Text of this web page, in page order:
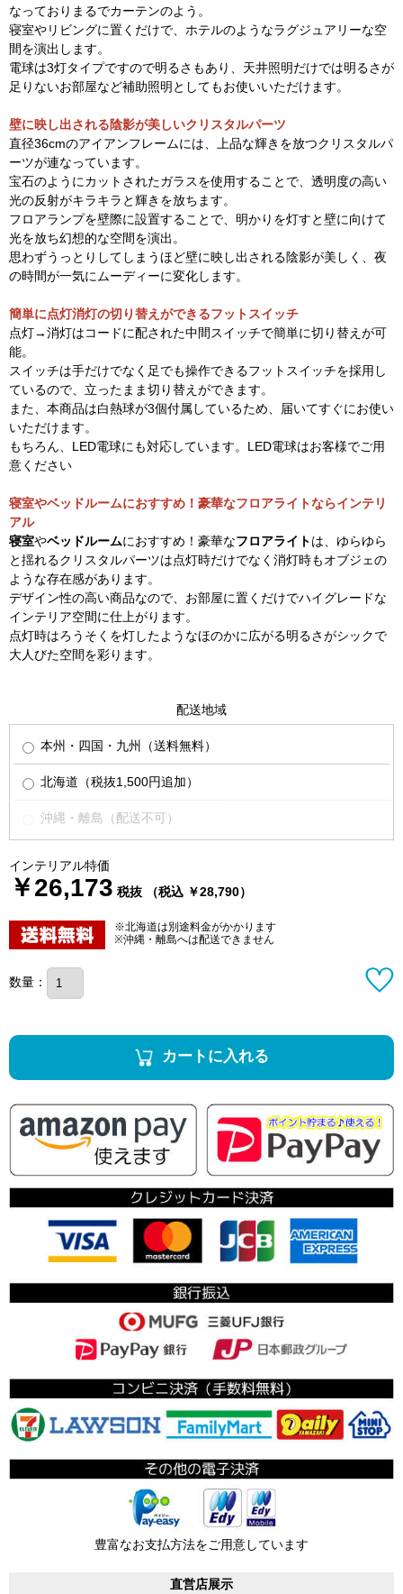
なっておりまるでカーテンのよう。
寝室やリビングに置くだけで、ホテルのようなラグジュアリーな空
間を演出します。
電球は3灯タイプですので明るさもあり、天井照明だけでは明るさが
足りないお部屋など補助照明としてもお使いいただけます。
壁に映し出される陰影が美しいクリスタルパーツ
直径36cmのアイアンフレームには、上品な輝きを放つクリスタルパ
ーツが連なっています。
宝石のようにカットされたガラスを使用することで、透明度の高い
光の反射がキラキラと輝きを放ちます。
フロアランプを壁際に設置することで、明かりを灯すと壁に向けて
光を放ち幻想的な空間を演出。
思わずうっとりしてしまうほど壁に映し出される陰影が美しく、夜
の時間が一気にムーディーに変化します。
簡単に点灯消灯の切り替えができるフットスイッチ
点灯→消灯はコードに配された中間スイッチで簡単に切り替えが可
能。
スイッチは手だけでなく足でも操作できるフットスイッチを採用し
ているので、立ったまま切り替えができます。
また、本商品は白熱球が3個付属しているため、届いてすぐにお使い
いただけます。
もちろん、LED電球にも対応しています。LED電球はお客様でご用
意ください
寝室やベッドルームにおすすめ！豪華なフロアライトならインテリ
アル
寝室やベッドルームにおすすめ！豪華なフロアライトは、ゆらゆら
と揺れるクリスタルパーツは点灯時だけでなく消灯時もオブジェの
ような存在感があります。
デザイン性の高い商品なので、お部屋に置くだけでハイグレードな
インテリア空間に仕上がります。
点灯時はろうそくを灯したようなほのかに広がる明るさがシックで
大人びた空間を彩ります。
配送地域
本州・四国・九州（送料無料）
北海道（税抜1,500円追加）
沖縄・離島（配送不可）
インテリアル特価
￥26,173 税抜 （税込 ￥28,790）
※北海道は別途料金がかかります
※沖縄・離島へは配送できません
数量：
カートに入れる
豊富なお支払方法をご用意しています
直営店展示